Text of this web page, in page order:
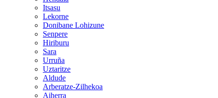
Itsasu
Lekorne
Donibane Lohizune
Senpere
Hiriburu
Sara
Urruña
Uztaritze
Aldude
Arberatze-Zilhekoa
Aiherra